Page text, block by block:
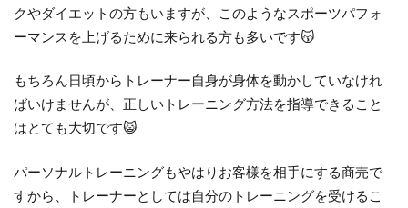
クやダイエットの方もいますが、このようなスポーツパフォ
ーマンスを上げるために来られる方も多いです😽
もちろん日頃からトレーナー自身が身体を動かしていなけれ
ばいけませんが、正しいトレーニング方法を指導できること
はとても大切です😺
パーソナルトレーニングもやはりお客様を相手にする商売で
すから、トレーナーとしては自分のトレーニングを受けるこ